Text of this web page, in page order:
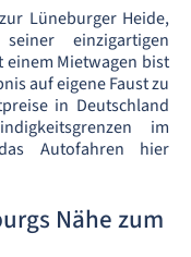
Lüneburger Heide,
einzigartigen
Mietwagen bist
auf eigene Faust zu
in Deutschland
im
Autofahren hier
Nähe zum